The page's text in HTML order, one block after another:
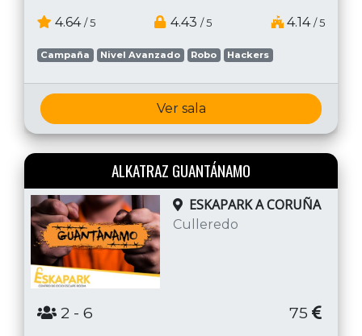
4.64 / 5 4.43 / 5 4.14 / 5
Campaña Nivel Avanzado Robo Hackers
Ver sala
ALKATRAZ GUANTÁNAMO
ESKAPARK A CORUÑA
Culleredo
2 - 6 75